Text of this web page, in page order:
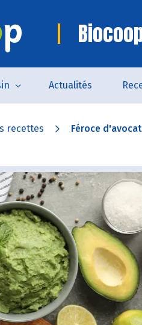
Actualités
recettes Féroce d'avocat